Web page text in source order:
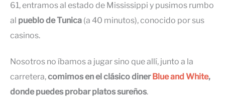
61, entramos al estado de Mississippi y pusimos rumbo
al pueblo de Tunica (a 40 minutos), conocido por sus
casinos.
Nosotros no íbamos a jugar sino que allí, junto a la
carretera,comimos en el clásico dinerBlue and White,
donde puedes probar platos sureños.